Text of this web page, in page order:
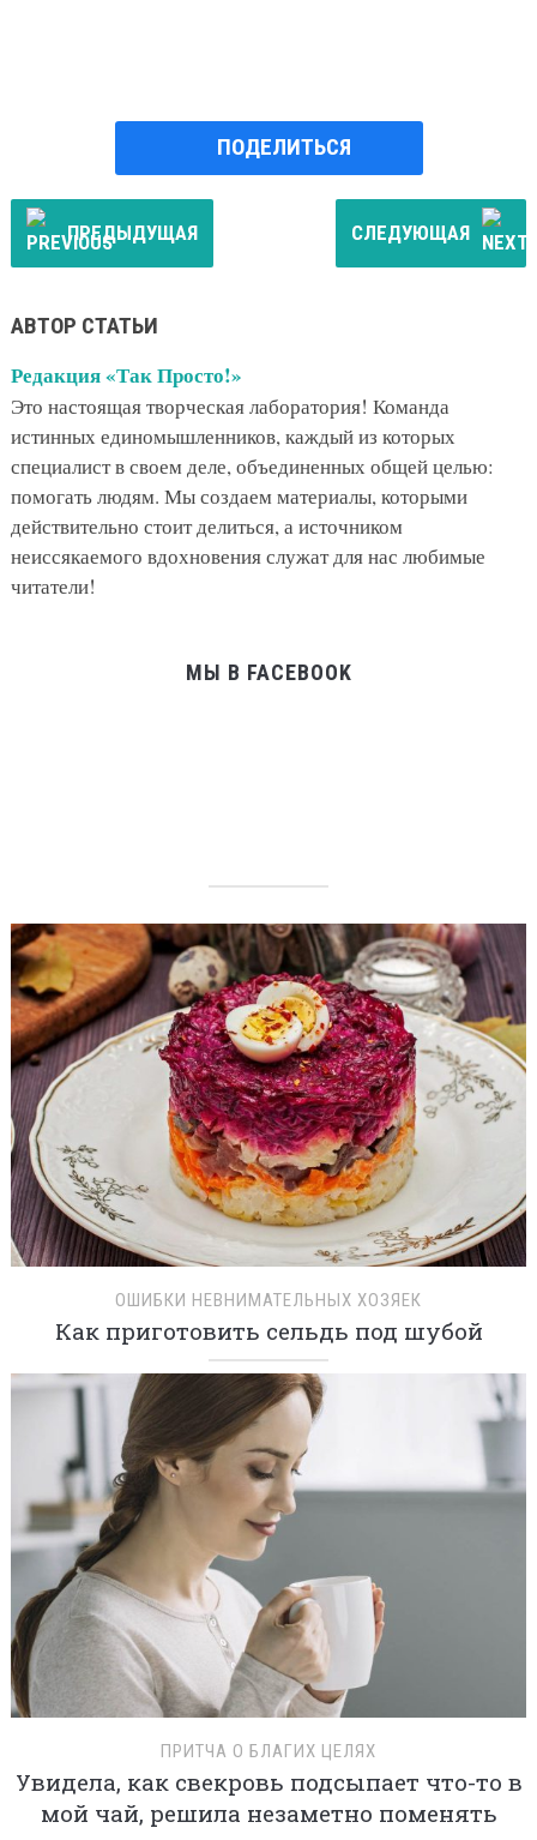
ПОДЕЛИТЬСЯ
ПРЕДЫДУЩАЯ СЛЕДУЮЩАЯ
АВТОР СТАТЬИ
Редакция «Так Просто!»
Это настоящая творческая лаборатория! Команда
истинных единомышленников, каждый из которых
специалист в своем деле, объединенных общей целью:
помогать людям. Мы создаем материалы, которыми
действительно стоит делиться, а источником
неиссякаемого вдохновения служат для нас любимые
читатели!
МЫ В FACEBOOK
ОШИБКИ НЕВНИМАТЕЛЬНЫХ ХОЗЯЕК
Как приготовить сельдь под шубой
ПРИТЧА О БЛАГИХ ЦЕЛЯХ
Увидела, как свекровь подсыпает что-то в
мой чай, решила незаметно поменять